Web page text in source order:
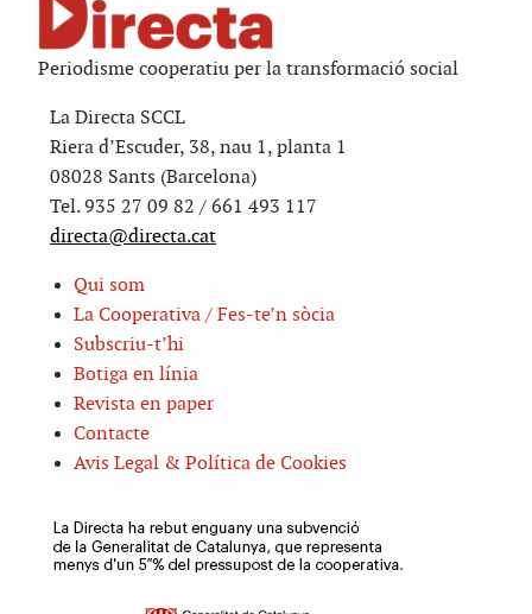
Periodisme cooperatiu per la transformació social
La Directa SCCL
Riera d’Escuder, 38, nau 1, planta 1
08028 Sants (Barcelona)
Tel. 935 27 09 82 / 661 493 117
directa@directa.cat
Qui som
La Cooperativa / Fes-te’n sòcia
Subscriu-t’hi
Botiga en línia
Revista en paper
Contacte
Avis Legal & Política de Cookies